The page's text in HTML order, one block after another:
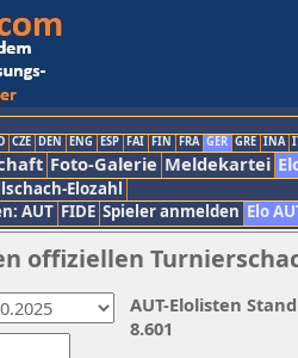
CZE DEN ENG ESP FAI FIN FRA GER GRE INA
Foto-Galerie Meldekartei
Elozahl
AUT FIDE Spieler anmelden Elo
offiziellen
AUT-Elolisten
8.601